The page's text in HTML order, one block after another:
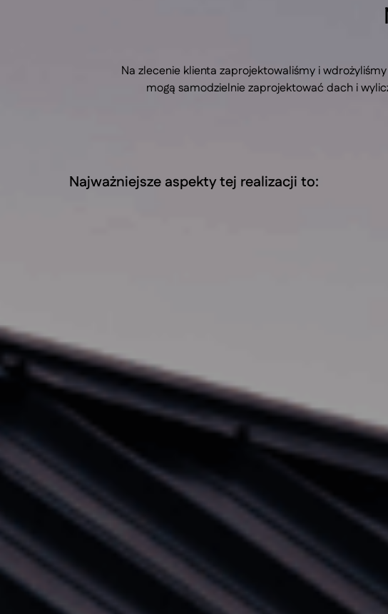
Na zlecenie klienta zaprojektowaliśmy i wdrożyliśmy
mogą samodzielnie zaprojektować dach i
Najważniejsze aspekty tej realizacji to: